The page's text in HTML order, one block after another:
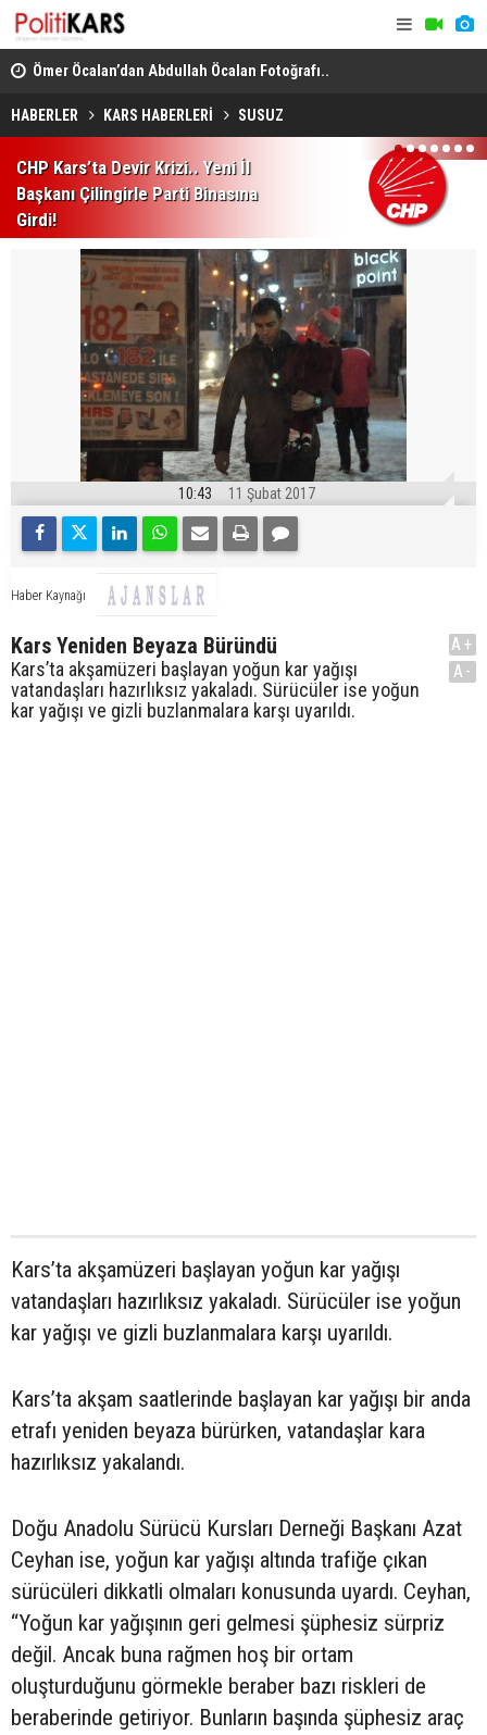
Ömer Öcalan’dan Abdullah Öcalan Fotoğrafı..
Görüşmeden İlk Kare Paylaşıldı!
HABERLER KARS HABERLERİ SUSUZ
CHP Kars’ta Devir Krizi.. Yeni İl
Başkanı Çilingirle Parti Binasına
Girdi!
1 2 3 4 5 6 7
10:43 11 Şubat 2017
Haber Kaynağı
Kars Yeniden Beyaza Büründü
Kars’ta akşamüzeri başlayan yoğun kar yağışı
vatandaşları hazırlıksız yakaladı. Sürücüler ise yoğun
kar yağışı ve gizli buzlanmalara karşı uyarıldı.
A+
A-
Kars’ta akşamüzeri başlayan yoğun kar yağışı
vatandaşları hazırlıksız yakaladı. Sürücüler ise yoğun
kar yağışı ve gizli buzlanmalara karşı uyarıldı.
Kars’ta akşam saatlerinde başlayan kar yağışı bir anda
etrafı yeniden beyaza bürürken, vatandaşlar kara
hazırlıksız yakalandı.
Doğu Anadolu Sürücü Kursları Derneği Başkanı Azat
Ceyhan ise, yoğun kar yağışı altında trafiğe çıkan
sürücüleri dikkatli olmaları konusunda uyardı. Ceyhan,
“Yoğun kar yağışının geri gelmesi şüphesiz sürpriz
değil. Ancak buna rağmen hoş bir ortam
oluşturduğunu görmekle beraber bazı riskleri de
beraberinde getiriyor. Bunların başında şüphesiz araç